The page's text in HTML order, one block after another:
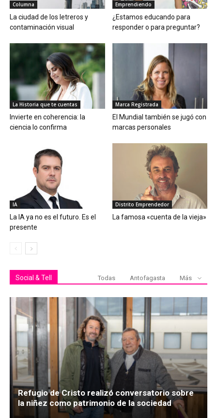
Columna
La ciudad de los letreros y
contaminación visual
Emprendiendo
¿Estamos educando para
responder o para preguntar?
La Historia que te cuentas
Invierte en coherencia: la
ciencia lo confirma
Marca Registrada
El Mundial también se jugó con
marcas personales
IA
La IA ya no es el futuro. Es el
presente
Distrito Emprendedor
La famosa «cuenta de la vieja»
Social & Tell Todas Antofagasta Más
Refugio de Cristo realizó conversatorio sobre
la niñez como patrimonio de la sociedad